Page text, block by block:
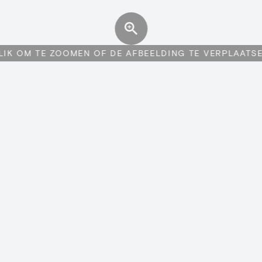
OM TE ZOOMEN OF DE AFBEELDING TE